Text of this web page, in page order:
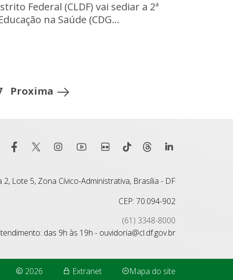
Federal (CLDF) vai sediar a 2ª
na Saúde (CDG...
Proxima
Lote 5, Zona Cívico-Administrativa, Brasília - DF
CEP: 70.094-902
(61) 3348-8000
das 9h às 19h - ouvidoria@cl.df.gov.br
2026 Extranet Mapa do site